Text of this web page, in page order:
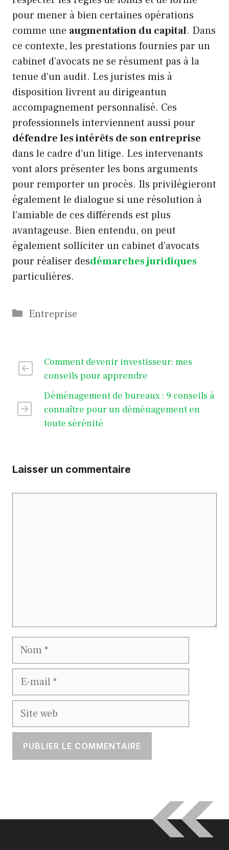
pour mener à bien certaines opérations
comme une augmentation du capital. Dans
ce contexte, les prestations fournies par un
cabinet d’avocats ne se résument pas à la
tenue d’un audit. Les juristes mis à
disposition livrent au dirigeantun
accompagnement personnalisé. Ces
professionnels interviennent aussi pour
défendre les intérêts de son entreprise
dans le cadre d’un litige. Les intervenants
vont alors présenter les bons arguments
pour remporter un procès. Ils privilégieront
également le dialogue si une résolution à
l’amiable de ces différends est plus
avantageuse. Bien entendu, on peut
également solliciter un cabinet d’avocats
pour réaliser desdémarches juridiques
particulières.
Catégories
Entreprise
Comment devenir investisseur: mes
conseils pour apprendre
Déménagement de bureaux : 9 conseils à
connaître pour un déménagement en
toute sérénité
Laisser un commentaire
Nom
E-
Site